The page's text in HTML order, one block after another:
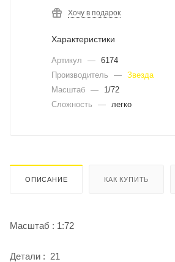
Хочу в подарок
Характеристики
Артикул — 6174
Производитель
— Звезда
Масштаб —
1/72
Сложность
— легко
ОПИСАНИЕ КАК КУПИТЬ
Масштаб : 1:72
Детали : 21